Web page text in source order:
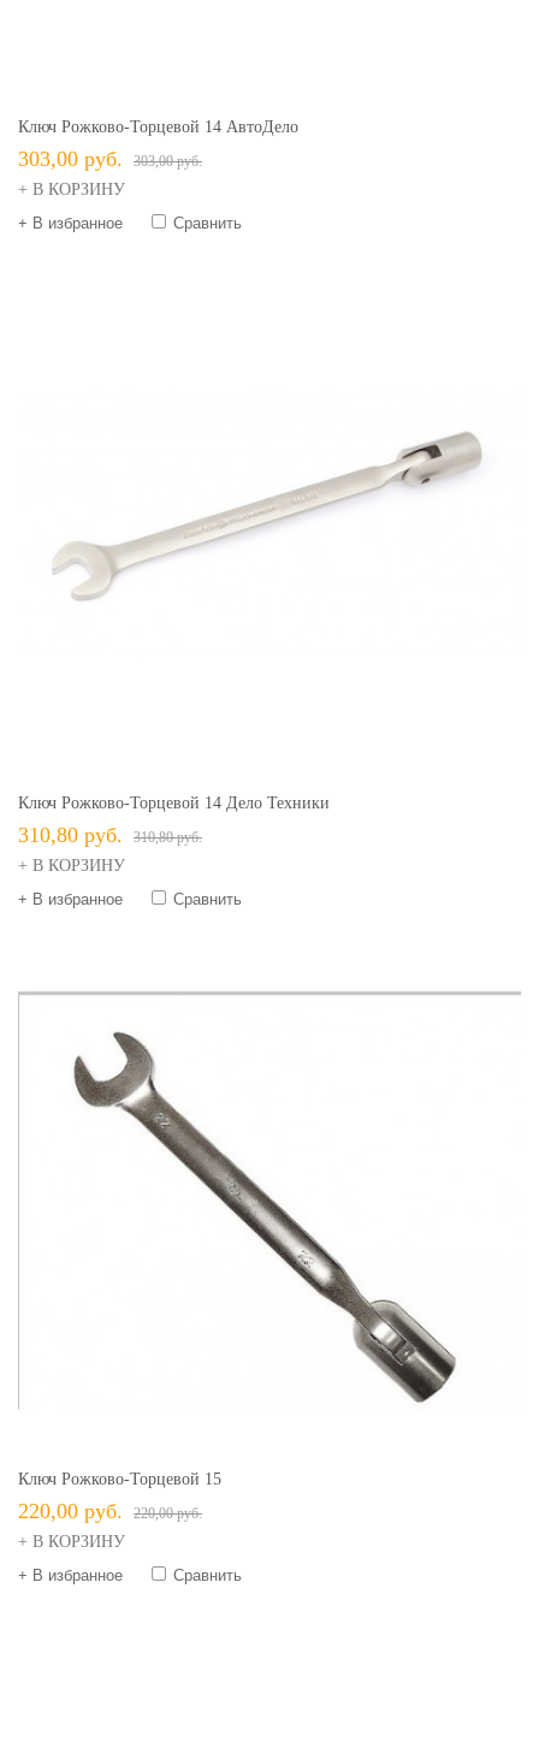
Ключ Рожково-Торцевой 14 АвтоДело
303,00 руб. 303,00 руб.
+ В КОРЗИНУ
+ В избранное
Сравнить
Ключ Рожково-Торцевой 14 Дело Техники
310,80 руб. 310,80 руб.
+ В КОРЗИНУ
+ В избранное
Сравнить
Ключ Рожково-Торцевой 15
220,00 руб. 220,00 руб.
+ В КОРЗИНУ
+ В избранное
Сравнить